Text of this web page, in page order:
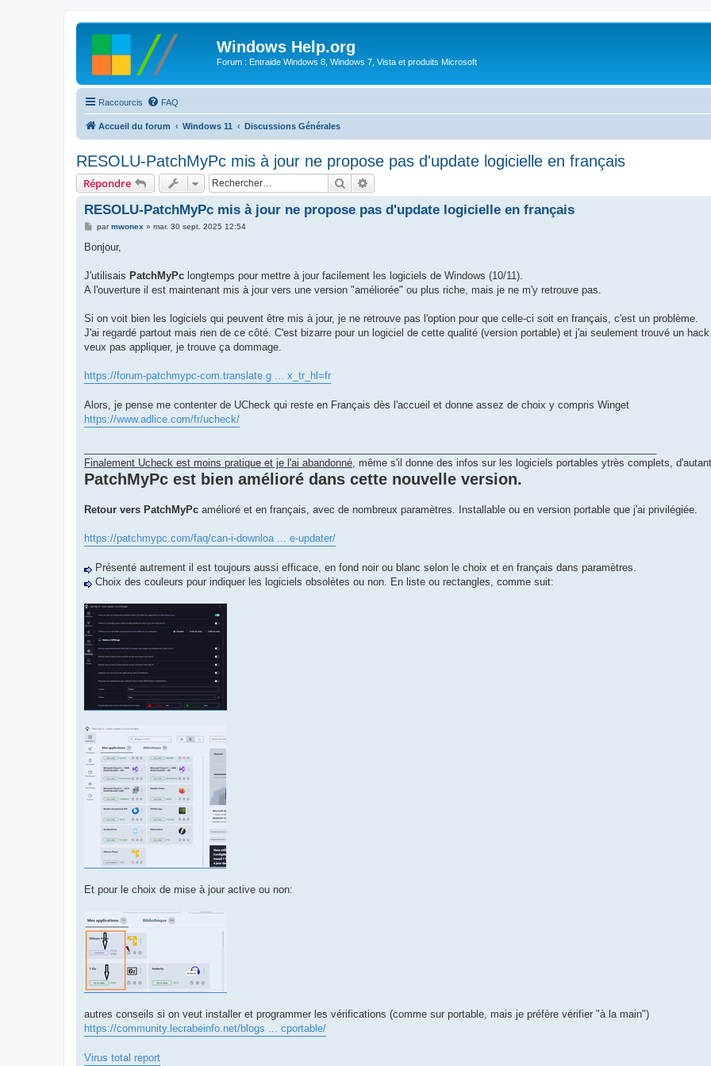
Windows Help.org
Forum : Entraide Windows 8, Windows 7, Vista et produits Microsoft
Raccourcis FAQ
Accueil du forum Windows 11 Discussions Générales
RESOLU-PatchMyPc mis à jour ne propose pas d'update logicielle en français
Répondre Rechercher
RESOLU-PatchMyPc mis à jour ne propose pas d'update logicielle en français
M
s
g
parmwonex » mar. 30 sept. 2025 12:54
Bonjour,
J'utilisais PatchMyPc longtemps pour mettre à jour facilement les logiciels de Windows (10/11).
A l'ouverture il est maintenant mis à jour vers une version "améliorée" ou plus riche, mais je ne m'y retrouve pas.
Si on voit bien les logiciels qui peuvent être mis à jour, je ne retrouve pas l'option pour que celle-ci soit en français, c'est un problème.
J'ai regardé partout mais rien de ce côté. C'est bizarre pour un logiciel de cette qualité (version portable) et j'ai seulement trouvé un
veux pas appliquer, je trouve ça dommage.
https://forum-patchmypc-com.translate.g ... x_tr_hl=fr
Alors, je pense me contenter de UCheck qui reste en Français dès l'accueil et donne assez de choix y compris Winget
https://www.adlice.com/fr/ucheck/
Finalement Ucheck est moins pratique et je l'ai abandonné , même s'il donne des infos sur les logiciels portables ytrès complets,
PatchMyPc est bien amélioré dans cette nouvelle version.
Retour vers PatchMyPc amélioré et en français, avec de nombreux paramètres. Installable ou en version portable que j'ai privilégiée.
https://patchmypc.com/faq/can-i-downloa ... e-updater/
Présenté autrement il est toujours aussi efficace, en fond noir ou blanc selon le choix et en français dans paramètres.
Choix des couleurs pour indiquer les logiciels obsolètes ou non. En liste ou rectangles, comme suit:
Et pour le choix de mise à jour active ou non:
autres conseils si on veut installer et programmer les vérifications (comme sur portable, mais je préfère vérifier "à la main")
https://community.lecrabeinfo.net/blogs ... cportable/
Virus total report